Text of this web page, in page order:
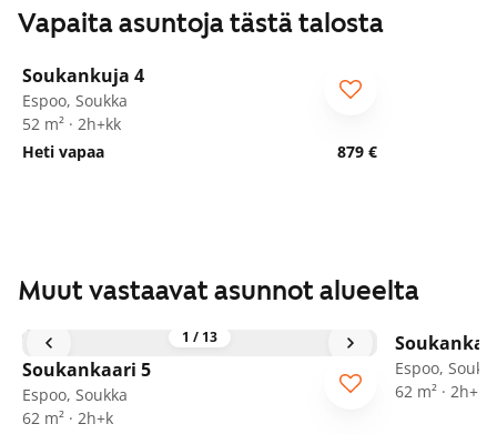
Vapaita asuntoja tästä talosta
/8
Seniorille
Soukankuja 4
Espoo, Soukka
52 m² · 2h+kk
Heti vapaa
879 €
Muut vastaavat asunnot alueelta
1 / 13
Soukankaari 5
Espoo, Soukka
62 m² · 2h+k
Espoo,
62 m² · 2h+k